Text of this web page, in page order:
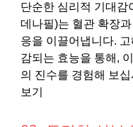
단순한 심리적 기대감
데나필)는 혈관 확장
응을 이끌어냅니다.
감되는 효능을 통해,
의 진수를 경험해 보
보기